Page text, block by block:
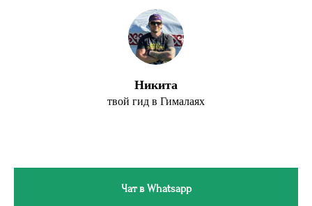
Никита
твой гид в Гималаях
Чат в Whatsapp